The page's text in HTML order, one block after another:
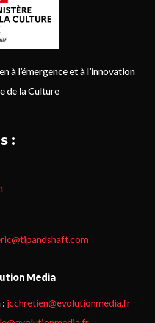
à l’émergence et à l’innovation
de la Culture
:
Media
jcchretien@evolutionmedia.fr